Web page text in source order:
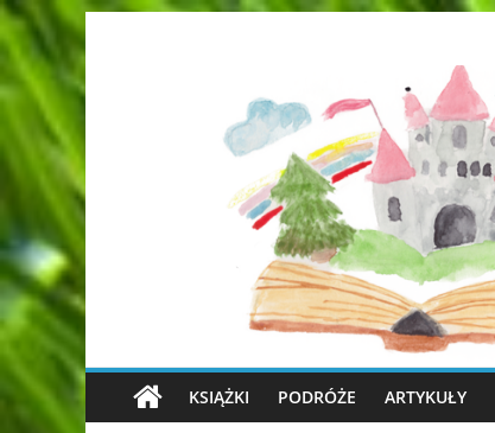
KSIĄŻKI PODRÓŻE ARTYKUŁY